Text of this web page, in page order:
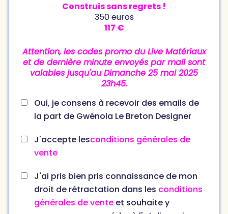
Construis sans regrets !
350 euros
117 €
Attention, les codes promo du Live Matériaux
et de dernière minute envoyés par mail sont
valables jusqu'au Dimanche 25 mai 2025
23h45.
Oui, je consens à recevoir des emails de
la part de Gwénola Le Breton Designer
J'accepte lesconditions générales de
vente
J'ai pris bien pris connaissance de mon
droit de rétractation dans les conditions
générales de vente et souhaite y